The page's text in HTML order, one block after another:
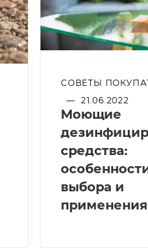
СОВЕТЫ
— 21.06.2022
Моющие
средства:
выбора и
применения